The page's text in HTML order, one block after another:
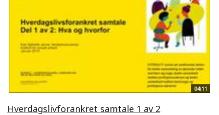
04:11
Hverdagslivforankret samtale 1 av 2